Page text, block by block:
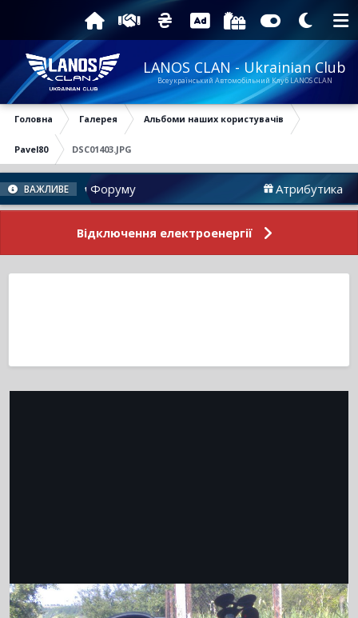
LANOS CLAN - Ukrainian Club
Всеукраїнський Автомобільний Клуб LANOS CLAN
Головна Галерея Альбоми наших користувачів
Pavel80 DSC01403.JPG
ВАЖЛИВЕ
Новини Форуму Атрибутика
Відключення електроенергії